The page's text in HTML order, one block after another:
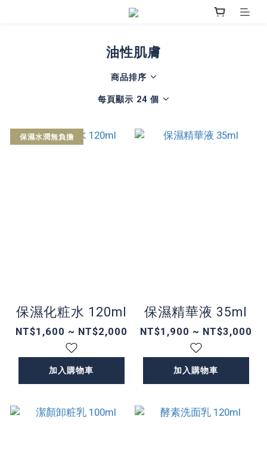
油性肌膚
商品排序
每頁顯示 24 個
保濕水潤無負擔
保濕化粧水 120ml
NT$1,600 ~ NT$2,000
加入購物車
保濕精華液 35ml
NT$1,900 ~ NT$3,000
加入購物車